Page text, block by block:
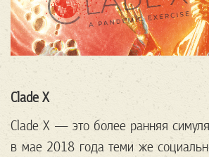
Clade X
Clade X — это более ранняя
в мае 2018 года теми же